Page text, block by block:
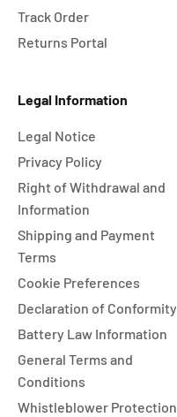
Track Order
Returns Portal
Legal Information
Legal Notice
Privacy Policy
Right of Withdrawal and
Information
Shipping and Payment
Terms
Cookie Preferences
Declaration of Conformity
Battery Law Information
General Terms and
Conditions
Whistleblower Protection